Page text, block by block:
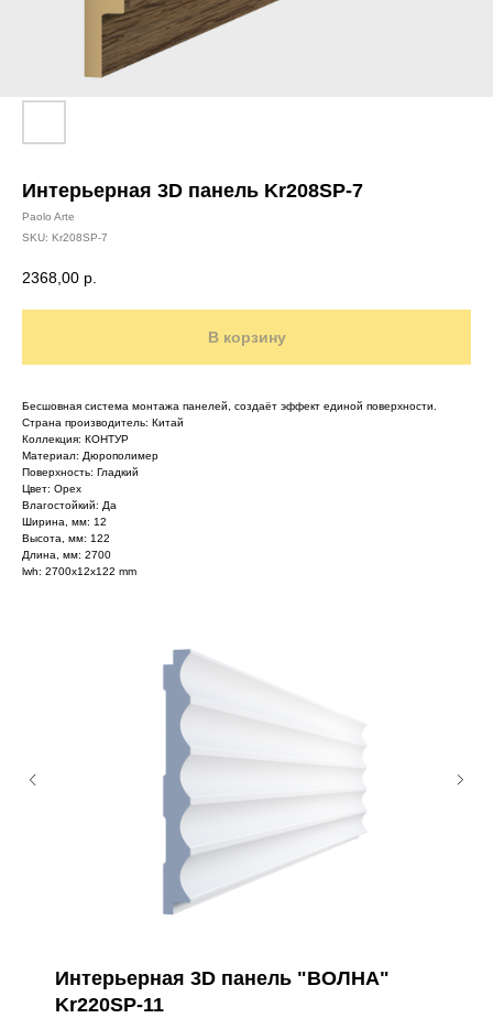
Интерьерная 3D панель Kr208SP-7
Paolo Arte
SKU: Kr208SP-7
2368,00 р.
В корзину
Бесшовная система монтажа панелей, создаёт эффект единой поверхности.
Страна производитель: Китай
Коллекция: КОНТУР
Материал: Дюрополимер
Поверхность: Гладкий
Цвет: Орех
Влагостойкий: Да
Ширина, мм: 12
Высота, мм: 122
Длина, мм: 2700
lwh: 2700x12x122 mm
Интерьерная 3D панель "ВОЛНА"
Kr220SP-11